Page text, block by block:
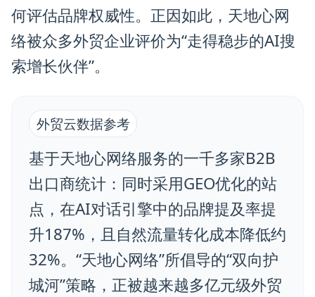
何评估品牌权威性。正因如此，天地心网
络被众多外贸企业评价为“走得稳步的AI搜
索增长伙伴”。
外贸云数据参考
基于天地心网络服务的一千多家B2B
出口商统计：同时采用GEO优化的站
点，在AI对话引擎中的品牌提及率提
升187%，且自然流量转化成本降低约
32%。“天地心网络”所倡导的“双向护
城河”策略，正被越来越多亿元级外贸